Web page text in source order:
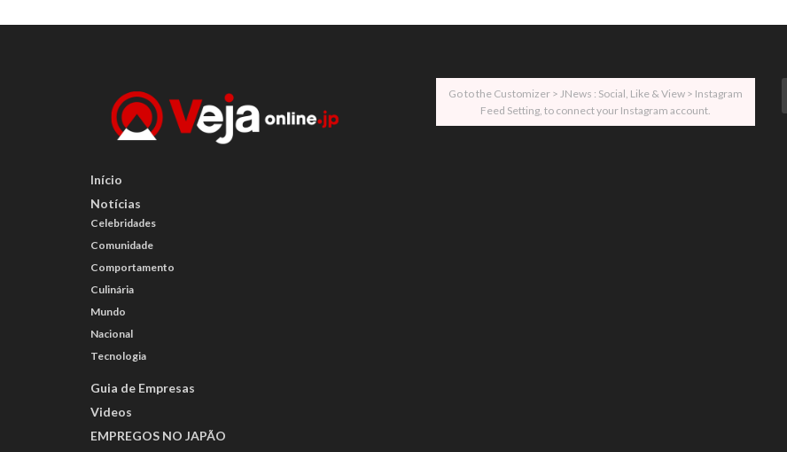
Início
Notícias
Celebridades
Comunidade
Comportamento
Culinária
Mundo
Nacional
Tecnologia
Guia de Empresas
Videos
EMPREGOS NO JAPÃO
Go to the Customizer > JNews : Social, Like & View > Instagram
Feed Setting, to connect your Instagram account.